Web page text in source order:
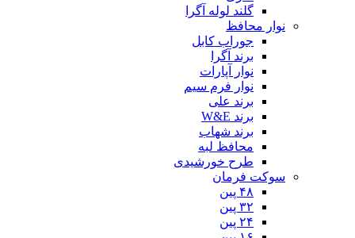
گلند لوله آگرا
نوار محافظ
جوراب کابل
برند آگرا
نوار آپارات
نوار فرم سیم
برند علی
برند W&E
برند شهاب
محافظ لبه
طرح خورشیدی
سوکت فرمان
۴۸ پین
۳۲ پین
۲۴ پین